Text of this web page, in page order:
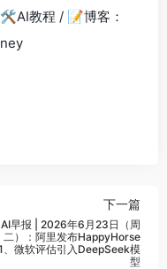
教程 / 📝博客：
下一篇
AI早报 | 2026年6月23日（周
二）：阿里发布HappyHorse
、微软评估引入DeepSeek模
型